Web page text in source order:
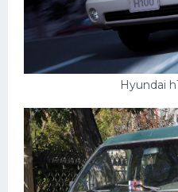
Hyundai